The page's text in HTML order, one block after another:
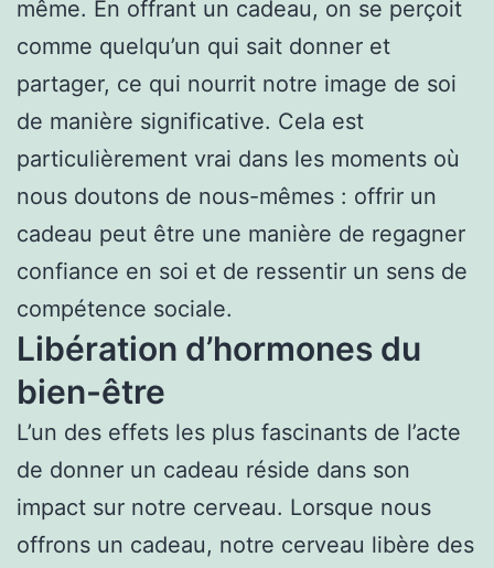
même. En offrant un cadeau, on se perçoit
comme quelqu’un qui sait donner et
partager, ce qui nourrit notre image de soi
de manière significative. Cela est
particulièrement vrai dans les moments où
nous doutons de nous-mêmes : offrir un
cadeau peut être une manière de regagner
confiance en soi et de ressentir un sens de
compétence sociale.
Libération d’hormones du
bien-être
L’un des effets les plus fascinants de l’acte
de donner un cadeau réside dans son
impact sur notre cerveau. Lorsque nous
offrons un cadeau, notre cerveau libère des